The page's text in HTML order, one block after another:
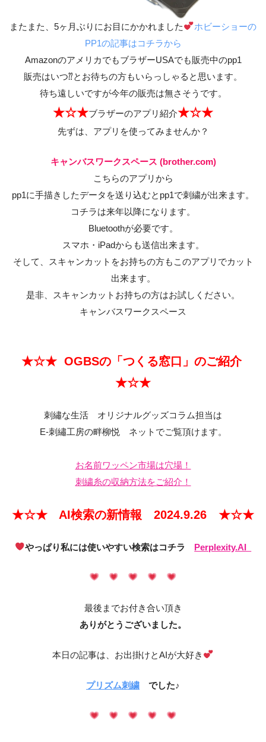
またまた、5ヶ月ぶりにお目にかかれました
ホビーショーの
PP1の記事はコチラから
AmazonのアメリカでもブラザーUSAでも販売中のpp1
販売はいつ⁇とお待ちの方もいらっしゃると思います。
待ち遠しいですが今年の販売は無さそうです。
★☆★ブラザーのアプリ紹介★☆★
先ずは、アプリを使ってみませんか？
キャンバスワークスペース (brother.com)
こちらのアプリから
pp1に手描きしたデータを送り込むとpp1で刺繍が出来ます。
コチラは来年以降になります。
Bluetoothが必要です。
スマホ・iPadからも送信出来ます。
そして、
スキャンカットをお持ちの方もこのアプリでカット
出来ます。
是非、スキャンカットお持ちの方はお試しください。
キャンバスワークスペース
★☆★ OGBSの「つくる窓口」のご紹介
★☆★
刺繡な生活 オリジナルグッズコラム担当は
E-刺繡工房の畔柳悦 ネットでご覧頂けます。
お名前ワッペン市場は穴場！
刺繍糸の収納方法をご紹介！
★☆★ AI検索の新情報 2024.9.26 ★☆★
やっぱり私には使いやすい検索はコチラ Perplexity.AI
最後までお付き合い頂き
ありがとうございました。
本日の記事は、お出掛けとAIが大好き
プリズム刺繍 でした♪